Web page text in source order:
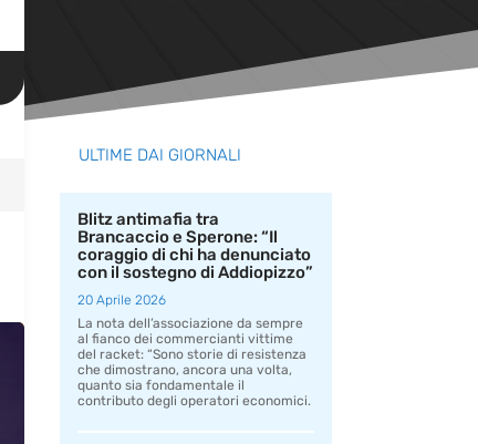
ULTIME DAI GIORNALI
Blitz antimafia tra
Brancaccio e Sperone: “Il
coraggio di chi ha denunciato
con il sostegno di Addiopizzo”
20 Aprile 2026
La nota dell’associazione da sempre
al fianco dei commercianti vittime
del racket: “Sono storie di resistenza
che dimostrano, ancora una volta,
quanto sia fondamentale il
contributo degli operatori economici.